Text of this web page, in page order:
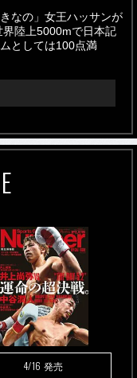
なの」女王ハッサンが
界陸上5000mで日本記
としては100点満
4/16 発売